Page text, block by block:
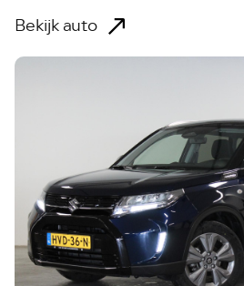
Bekijk auto